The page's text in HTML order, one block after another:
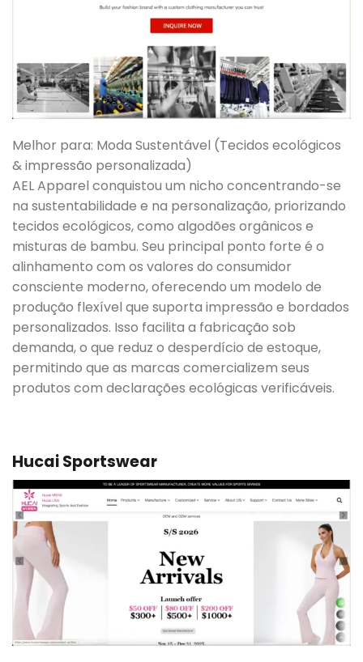
Melhor para: Moda Sustentável (Tecidos ecológicos
& impressão personalizada)
AEL Apparel conquistou um nicho concentrando-se
na sustentabilidade e na personalização, priorizando
tecidos ecológicos, como algodões orgânicos e
misturas de bambu. Seu principal ponto forte é o
alinhamento com os valores do consumidor
consciente moderno, oferecendo um modelo de
produção flexível que suporta impressão e bordados
personalizados. Isso facilita a fabricação sob
demanda, o que reduz o desperdício de estoque,
permitindo que as marcas comercializem seus
produtos com declarações ecológicas verificáveis.
Hucai Sportswear